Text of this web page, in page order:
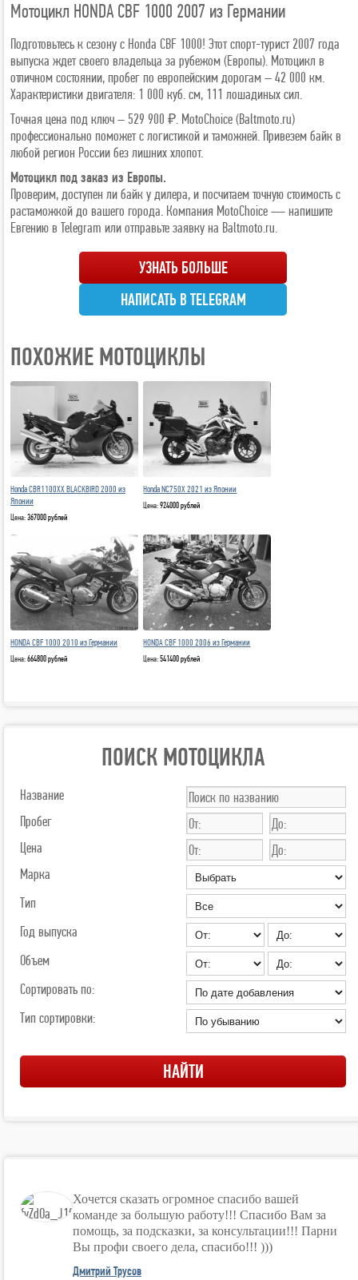
Мотоцикл HONDA CBF 1000 2007 из Германии
Подготовьтесь к сезону с Honda CBF 1000! Этот спорт-турист 2007 года
выпуска ждет своего владельца за рубежом (Европы). Мотоцикл в
отличном состоянии, пробег по европейским дорогам – 42 000 км.
Характеристики двигателя: 1 000 куб. см, 111 лошадиных сил.
Точная цена под ключ – 529 900 ₽. MotoChoice (Baltmoto.ru)
профессионально поможет с логистикой и таможней. Привезем байк в
любой регион России без лишних хлопот.
Мотоцикл под заказ из Европы.
Проверим, доступен ли байк у дилера, и посчитаем точную стоимость с
растаможкой до вашего города. Компания MotoChoice — напишите
Евгению в Telegram или отправьте заявку на Baltmoto.ru.
УЗНАТЬ БОЛЬШЕ
НАПИСАТЬ В TELEGRAM
ПОХОЖИЕ МОТОЦИКЛЫ
Honda CBR1100XX BLACKBIRD 2000 из
Японии
Цена:367000 рублей
Honda NC750X 2021 из Японии
Цена:924000 рублей
HONDA CBF 1000 2010 из Германии
Цена:664800 рублей
HONDA CBF 1000 2006 из Германии
Цена:541400 рублей
ПОИСК МОТОЦИКЛА
Название
Пробег
Цена
Марка
Тип
Год выпуска
Объем
Сортировать по:
Тип сортировки:
Хочется сказать огромное спасибо вашей
команде за большую работу!!! Спасибо Вам за
помощь, за подсказки, за консультации!!! Парни
Вы профи своего дела, спасибо!!! )))
Дмитрий Трусов